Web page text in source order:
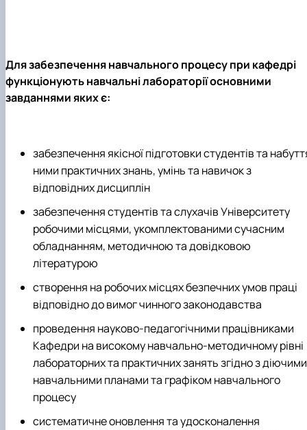
Для забезпечення навчального процесу при кафедрі
функціонують навчальні лабораторії основними
завданнями яких є:
забезпечення якісної підготовки студентів та
ними практичних знань, умінь та навичок з
відповідних дисциплін
забезпечення студентів та слухачів Університету
робочими місцями, укомплектованими сучасним
обладнанням, методичною та довідковою
літературою
створення на робочих місцях безпечних умов праці
відповідно до вимог чинного законодавства
проведення науково-педагогічними працівниками
Кафедри на високому навчально-методичному рівні
лабораторних та практичних занять згідно з діючими
навчальними планами та графіком навчального
процесу
систематичне оновлення та удосконалення